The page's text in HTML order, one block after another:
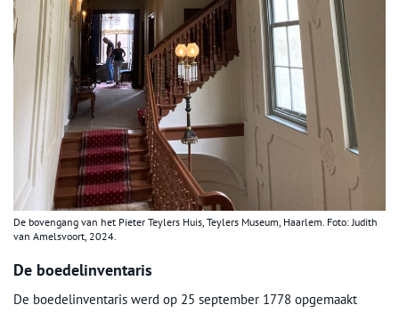
De bovengang van het Pieter Teylers Huis, Teylers Museum, Haarlem. Foto: Judith
van Amelsvoort, 2024.
De boedelinventaris
De boedelinventaris werd op 25 september 1778 opgemaakt